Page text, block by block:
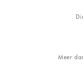
Meer